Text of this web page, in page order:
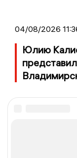
04/08/2026
Юлию